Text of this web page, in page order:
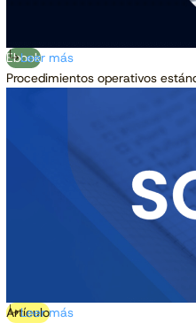
Ebook
Procedimientos operativos
Leer más
Artículo
Leer más